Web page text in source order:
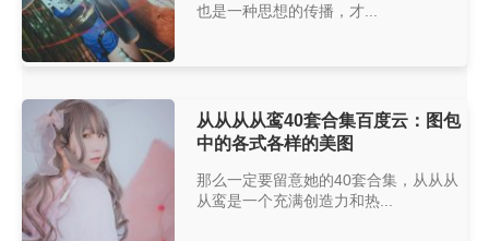
也是一种思想的传播，才...
从从从从鸾40套合集百度云：图包
中的各式各样的美图
那么一定要留意她的40套合集，从从从
从鸾是一个充满创造力和热...